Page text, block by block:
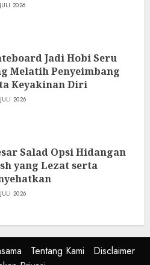
2026
Jadi Hobi Seru
Melatih Penyeimbang
Keyakinan Diri
2026
Salad Opsi Hidangan
yang Lezat serta
2026
Tentang Kami
Disclaimer